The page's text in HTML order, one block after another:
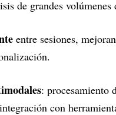
de grandes volúmenes
entre sesiones,
: procesamiento
con